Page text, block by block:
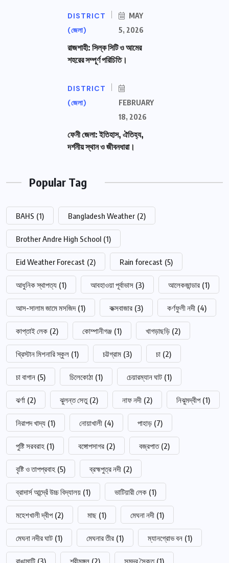
DISTRICT
(জেলা)
MAY
5, 2026
রাজশাহী: সিল্ক সিটি ও আমের
শহরের সম্পূর্ণ পরিচিতি।
DISTRICT
(জেলা)
FEBRUARY
18, 2026
ফেনী জেলা: ইতিহাস, ঐতিহ্য,
দর্শনীয় স্থান ও জীবনধারা।
Popular Tag
BAHS (1) Bangladesh Weather (2)
Brother Andre High School (1)
Eid Weather Forecast (2) Rain forecast (5)
আধুনিক স্থাপত্য (1) আবহাওয়া পূর্বাভাস (3) আলেকজান্ডার (1)
আস-সালাম জামে মসজিদ (1) কক্সবাজার (3) কর্ণফুলী নদী (4)
কাপ্তাই লেক (2) কোম্পানীগঞ্জ (1) খাগড়াছড়ি (2)
খ্রিস্টান মিশনারি স্কুল (1) চট্টগ্রাম (3) চা (2)
চা বাগান (5) চিলেকোঠা (1) চেয়ারম্যান ঘাট (1)
ঝর্ণা (2) ঝুলন্ত সেতু (2) নাফ নদী (2) নিঝুমদ্বীপ (1)
নিরাপদ খাদ্য (1) নোয়াখালী (4) পাহাড় (7)
পুষ্টি সরবরাহ (1) বঙ্গোপসাগর (2) বজ্রপাত (2)
বৃষ্টি ও তাপপ্রবাহ (5) ব্রহ্মপুত্র নদী (2)
ব্রাদার্স আন্দ্রেঁ উচ্চ বিদ্যালয় (1) ভাটিয়ারী লেক (1)
মহেশখালী দ্বীপ (2) মাছ (1) মেঘনা নদী (1)
মেঘনা নদীর ঘাট (1) মেঘনার তীর (1) ম্যানগ্রোভ বন (1)
রাঙামাটি (3) শ্রীমঙ্গল (2) সমুদ্র সৈকত (1)